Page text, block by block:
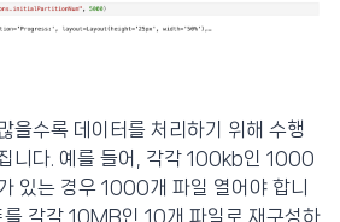
을수록 데이터를 처리하기 위해 수행
니다. 예를 들어, 각각 100kb인 1000
있는 경우 1000개 파일 열어야 합니
를 각각 10MB인 10개 파일로 재구성하